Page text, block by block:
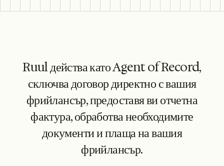
Ruul действа като Agent of Record,
сключва договор директно с вашия
фрийлансър, предоставя ви отчетна
фактура, обработва необходимите
документи и плаща на вашия
фрийлансър.